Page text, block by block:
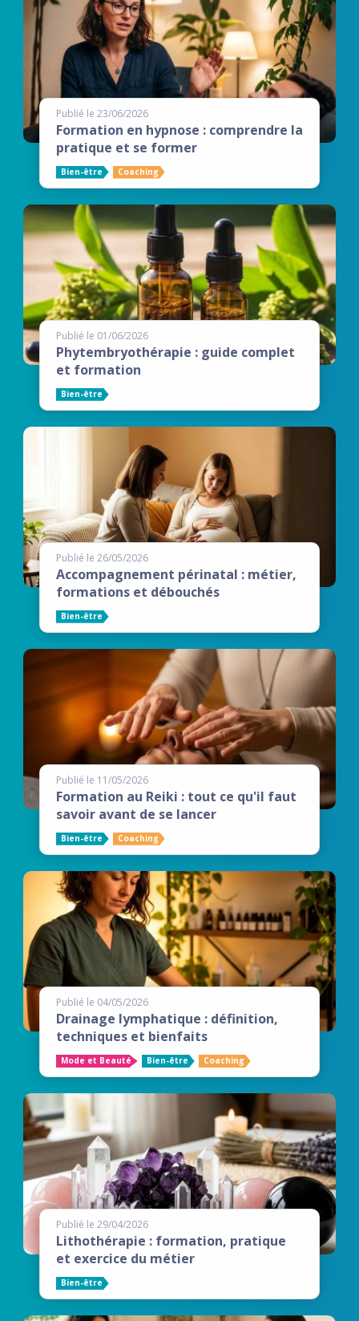
Publié le 23/06/2026
Formation en hypnose : comprendre la
pratique et se former
Bien-être Coaching
Publié le 01/06/2026
Phytembryothérapie : guide complet
et formation
Bien-être
Publié le 26/05/2026
Accompagnement périnatal : métier,
formations et débouchés
Bien-être
Publié le 11/05/2026
Formation au Reiki : tout ce qu'il faut
savoir avant de se lancer
Bien-être Coaching
Publié le 04/05/2026
Drainage lymphatique : définition,
techniques et bienfaits
Mode et Beauté Bien-être Coaching
Publié le 29/04/2026
Lithothérapie : formation, pratique
et exercice du métier
Bien-être